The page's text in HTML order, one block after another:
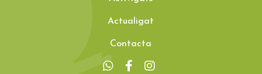
Actualigat
Contacta